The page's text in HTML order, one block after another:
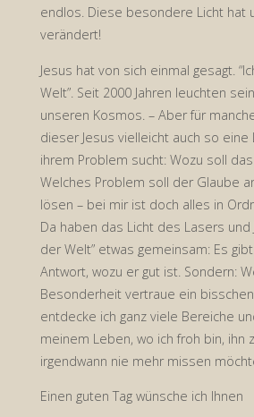
endlos. Diese besondere Licht hat
verändert!
Jesus hat von sich einmal gesagt.
Welt”. Seit 2000 Jahren leuchten
unseren Kosmos. – Aber für
dieser Jesus vielleicht auch so eine
ihrem Problem sucht: Wozu soll
Welches Problem soll der Glaube
lösen – bei mir ist doch alles in
Da haben das Licht des Lasers und
der Welt” etwas gemeinsam: Es gibt
Antwort, wozu er gut ist. Sondern:
Besonderheit vertraue ein
entdecke ich ganz viele Bereiche
meinem Leben, wo ich froh bin, ihn
irgendwann nie mehr missen
Einen guten Tag wünsche ich Ihnen